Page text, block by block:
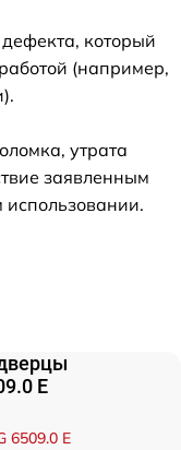
который
(например,
утрата
заявленным
E
6509.0 E